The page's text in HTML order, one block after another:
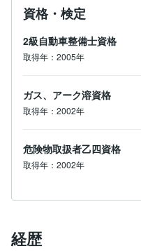
資格・検定
2級自動車整備士資格
取得年：2005年
ガス、アーク溶資格
取得年：2002年
危険物取扱者乙四資格
取得年：2002年
経歴